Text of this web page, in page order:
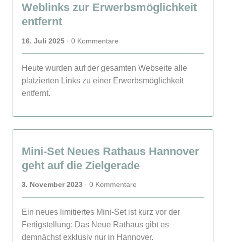
Weblinks zur Erwerbsmöglichkeit
entfernt
16. Juli 2025 · 0 Kommentare
Heute wurden auf der gesamten Webseite alle
platzierten Links zu einer Erwerbsmöglichkeit
entfernt.
Mini-Set Neues Rathaus Hannover
geht auf die Zielgerade
3. November 2023 · 0 Kommentare
Ein neues limitiertes Mini-Set ist kurz vor der
Fertigstellung: Das Neue Rathaus gibt es
demnächst exklusiv nur in Hannover.